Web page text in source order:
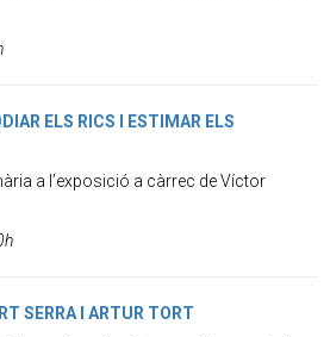
ELS RICS I ESTIMAR ELS
a l’exposició a càrrec de Víctor
SERRA I ARTUR TORT